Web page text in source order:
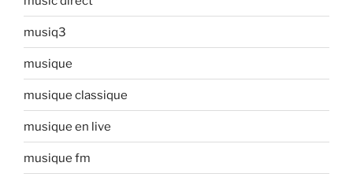
musiq3
musique
musique classique
musique en live
musique fm